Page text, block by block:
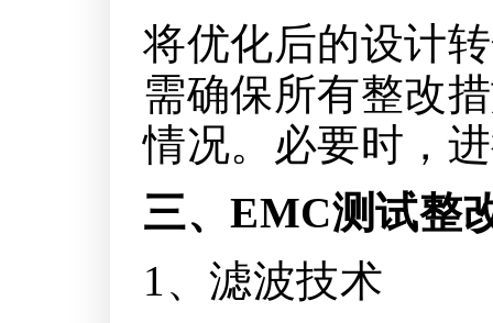
将优化后的设计
需确保所有整改
情况。必要时，
三、EMC测试整
1、滤波技术